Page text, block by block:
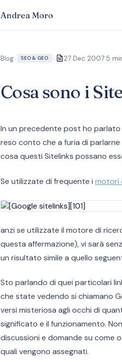
Andrea Moro
Blog> SEO & GEO > 27 Dec 2007·5
Cosa sono i
In un precedente post ho parlato
reso conto che a furia di
cosa questi Sitelinks possano
Se utilizzate di frequente i motori
anzi se utilizzate il motore di
questa affermazione), vi sarà
un risultato simile a quello
Sto parlando di quei particolari
che state vedendo si chiamano
versi misteriosa agli occhi di
significato e il funzionamento.
discussioni e domande su come
quali vengono assegnati.